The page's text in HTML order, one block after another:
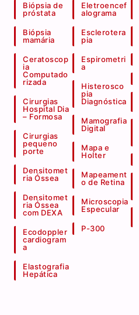
Biópsia de
próstata
Biópsia
mamária
Ceratoscop
ia
Computado
rizada
Cirurgias
Hospital Dia
– Formosa
Cirurgias
pequeno
porte
Densitomet
ria Óssea
Densitomet
ria Óssea
com DEXA
Ecodoppler
cardiogram
a
Elastografia
Hepática
Eletroencef
alograma
Esclerotera
pia
Espirometri
a
Histerosco
pia
Diagnóstica
Mamografia
Digital
Mapa e
Holter
Mapeament
o de Retina
Microscopia
Especular
P-300